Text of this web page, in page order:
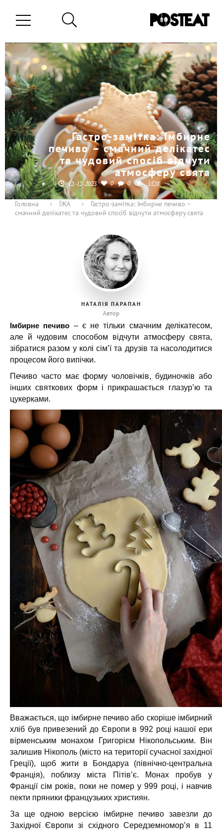
Гастро-замітка: Імбирне
печиво – смачний делікатес
та чудовий спосіб відчути
атмосферу свята
12-12-2023 0 0 1528
Головна › ЇЖА ›
Гастро-замітка: Імбирне печиво –
смачний делікатес та чудовий спосіб відчути атмосферу свята
НАТАЛІЯ ПАРАПАН
Автор
Імбирне печиво – є не тільки смачним делікатесом,
але й чудовим способом відчути атмосферу свята,
зібратися разом у колі сім’ї та друзів та насолодитися
процесом його випічки.
Печиво часто має форму чоловічків, будиночків або
інших святкових форм і прикрашається глазур’ю та
цукерками.
Вважається, що імбирне печиво або скоріше імбирний
хліб був привезений до Європи в 992 році нашої ери
вірменським монахом Григорієм Нікопольським. Він
залишив Нікополь (місто на території сучасної західної
Греції), щоб жити в Бондаруа (північно-центральна
Франція), поблизу міста Пітів’є. Монах пробув у
Франції сім років, поки не помер у 999 році, і навчив
пекти пряники французьких християн.
За ще одною версією імбирне печиво завезли до
Західної Європи зі східного Середземномор’я в 11